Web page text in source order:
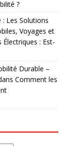
?
Les Solutions
Voyages et
: Est-
Durable –
Comment les